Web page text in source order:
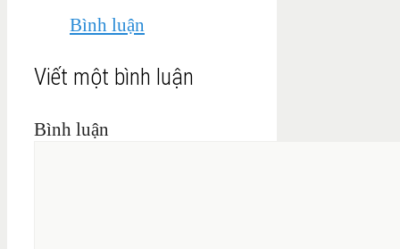
Bình luận
Viết một bình luận
Bình luận